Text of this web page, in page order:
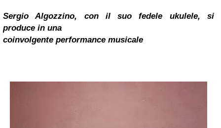
Sergio Algozzino, con il suo fedele ukulele, si
produce in una
coinvolgente performance musicale